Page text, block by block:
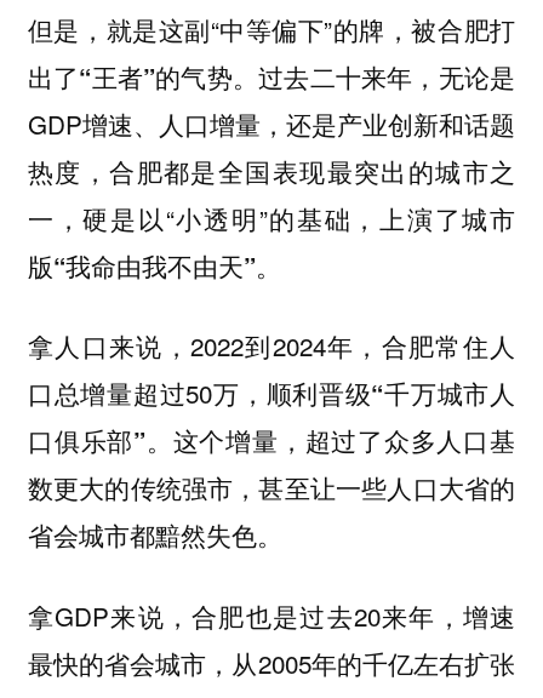
但是，就是这副“中等偏下”的牌，被合肥打
出了“王者”的气势。过去二十来年，无论是
GDP增速、人口增量，还是产业创新和话题
热度，合肥都是全国表现最突出的城市之
一，硬是以“小透明”的基础，
上演了城市
版“我命由我不由天”。
拿人口来说，2022到2024年，合肥常住人
口总增量超过50万，顺利晋级“千万城市人
口俱乐部”。 这个增量，超过了众多人口基
数更大的传统强市，甚至让一些人口大省的
省会城市都黯然失色。
拿GDP来说，合肥也是过去20来年，增速
最快的省会城市，从2005年的千亿左右扩张